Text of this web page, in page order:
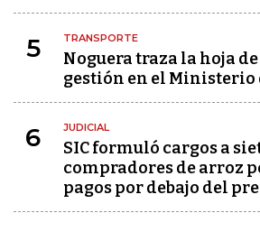
5 TRANSPORTE
Noguera traza la hoja
gestión en el Ministerio
6 JUDICIAL
SIC formuló cargos a
compradores de arroz
pagos por debajo del